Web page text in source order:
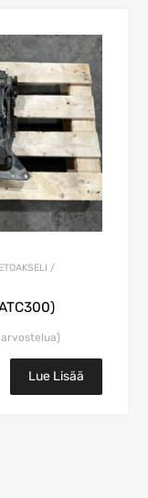
/
Lue Lisää